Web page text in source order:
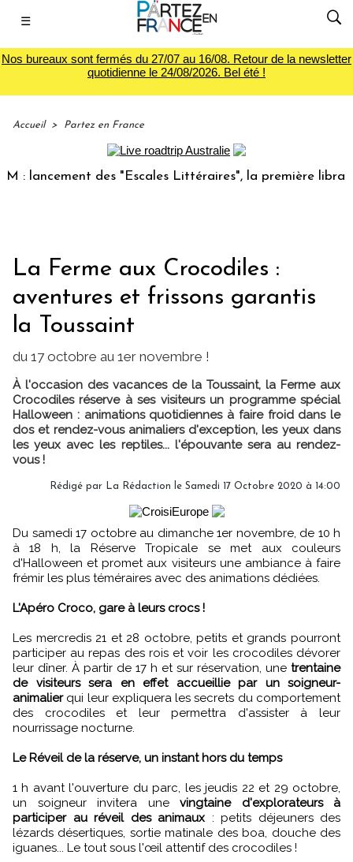
☰
Nos bureaux sont fermés du 27/07 au 16/08. Retour de la newsletter
quotidienne le 24/08/2026. Bel été !
Accueil > Partez en France
des "Escales Littéraires", la première librairie du
La Ferme aux Crocodiles :
aventures et frissons garantis
la Toussaint
du 17 octobre au 1er novembre !
À l'occasion des vacances de la Toussaint, la Ferme aux
Crocodiles réserve à ses visiteurs un programme spécial
Halloween : animations quotidiennes à faire froid dans le
dos et rendez-vous animaliers d'exception, les yeux dans
les yeux avec les reptiles... l'épouvante sera au rendez-
vous !
Rédigé par La Rédaction le Samedi 17 Octobre 2020 à 14:00
Du samedi 17 octobre au dimanche 1er novembre, de 10 h
à 18 h, la Réserve Tropicale se met aux couleurs
d'Halloween et promet aux visiteurs une ambiance à faire
frémir les plus téméraires avec des animations dédiées.
L'Apéro Croco, gare à leurs crocs !
Les mercredis 21 et 28 octobre, petits et grands pourront
participer au repas des rois et voir les crocodiles dévorer
leur dîner. À partir de 17 h et sur réservation, une trentaine
de visiteurs sera en effet accueillie par un soigneur-
animalierqui leur expliquera les secrets du comportement
des crocodiles et leur permettra d'assister à leur
nourrissage nocturne.
Le Réveil de la réserve, un instant hors du temps
1 h avant l'ouverture du parc, les jeudis 22 et 29 octobre,
un soigneur invitera unevingtaine d'explorateurs à
participer au réveil des animaux : petits déjeuners des
lézards désertiques, sortie matinale des boa, douche des
iguanes... Le tout sous l'œil attentif des crocodiles !